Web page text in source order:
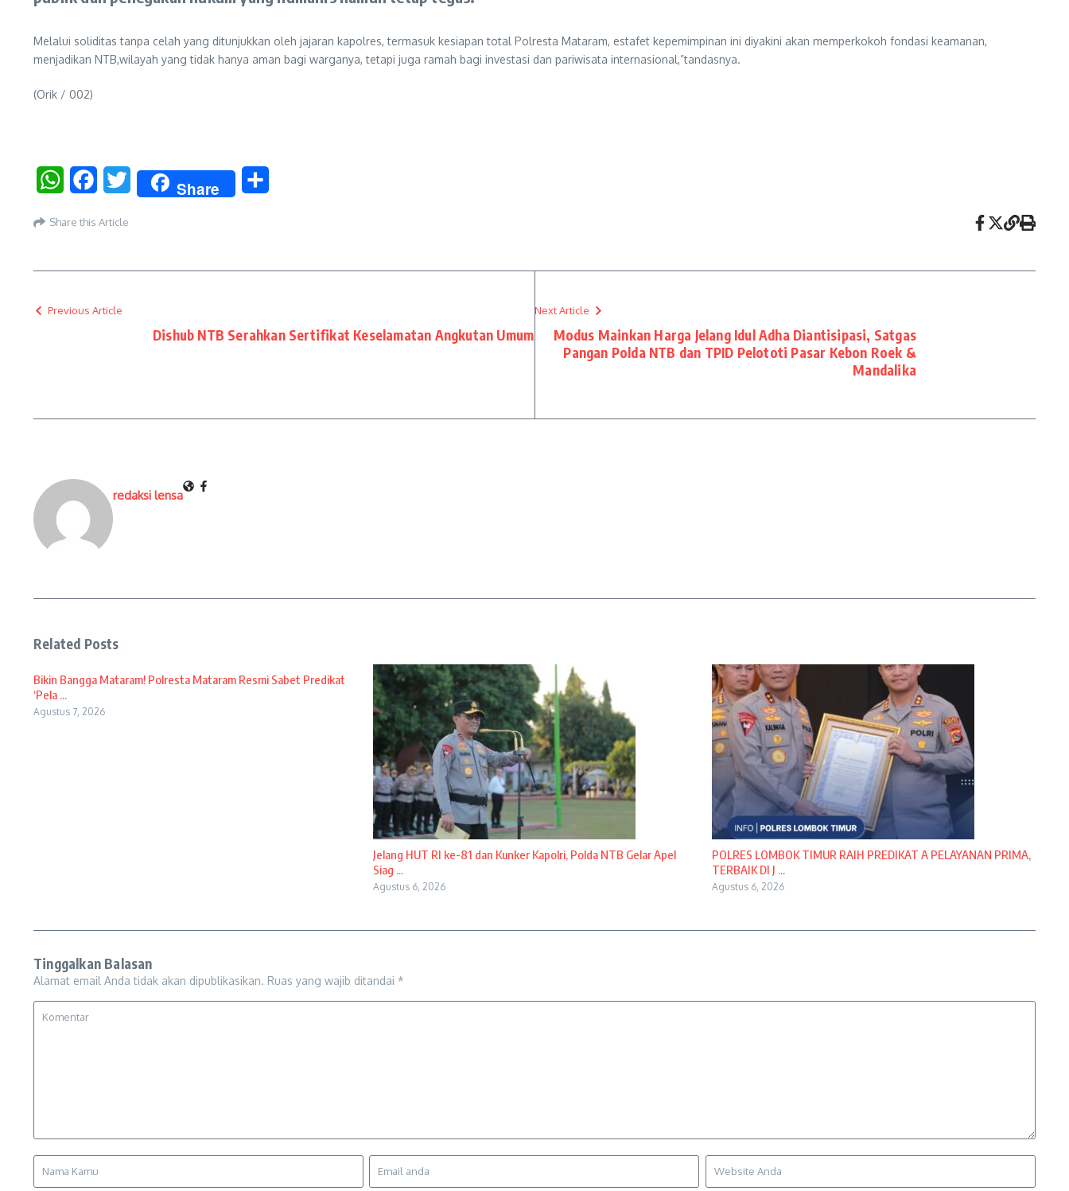
​Melalui soliditas tanpa celah yang ditunjukkan oleh jajaran kapolres, termasuk kesiapan total Polresta Mataram, estafet kepemimpinan ini diyakini akan memperkokoh fondasi keamanan,
menjadikan NTB,wilayah yang tidak hanya aman bagi warganya, tetapi juga ramah bagi investasi dan pariwisata internasional,”tandasnya.
(Orik / 002)
WhatsAppFacebookTwitter Share
Share this Article
Previous Article
Dishub NTB Serahkan Sertifikat Keselamatan Angkutan Umum
Next Article
Modus Mainkan Harga Jelang Idul Adha Diantisipasi, Satgas
Pangan Polda NTB dan TPID Pelototi Pasar Kebon Roek &
Mandalika
redaksi lensa
Related Posts
Bikin Bangga Mataram! Polresta Mataram Resmi Sabet Predikat
‘Pela ...
Agustus 7, 2026
Jelang HUT RI ke-81 dan Kunker Kapolri, Polda NTB Gelar Apel
Siag ...
Agustus 6, 2026
POLRES LOMBOK TIMUR RAIH PREDIKAT A PELAYANAN PRIMA,
TERBAIK DI J ...
Agustus 6, 2026
Tinggalkan Balasan
Alamat email Anda tidak akan dipublikasikan. Ruas yang wajib ditandai *